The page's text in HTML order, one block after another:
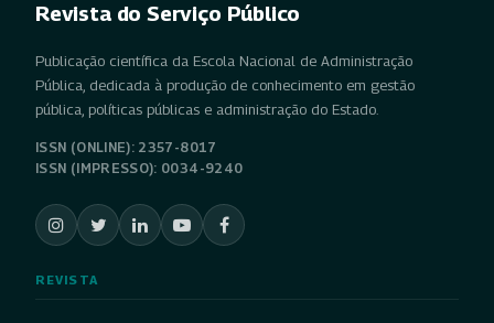
Revista do Serviço Público
Publicação científica da Escola Nacional de Administração
Pública, dedicada à produção de conhecimento em gestão
pública, políticas públicas e administração do Estado.
ISSN (ONLINE): 2357-8017
ISSN (IMPRESSO): 0034-9240
REVISTA